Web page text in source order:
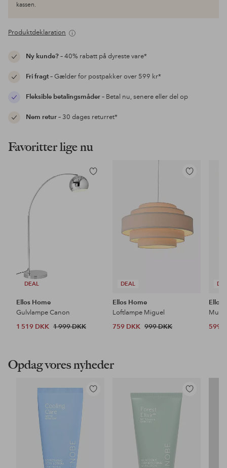
kassen.
Produktdeklaration
Ny kunde?– 40% rabatt på dyreste vare*
Fri fragt– Gælder for postpakker over 599 kr*
Fleksible betalingsmåder– Betal nu, senere eller del op
Nem retur– 30 dages returret*
Favoritter lige nu
DEAL
Tilføj
til
Ellos Home
Gulvlampe Canon
1 519 DKK 1 999 DKK
DEAL
Tilføj
Ellos Home
Loftlampe Miguel
759 DKK 999 DKK
Ellos
599
Opdag vores nyheder
Tilføj
Tilføj